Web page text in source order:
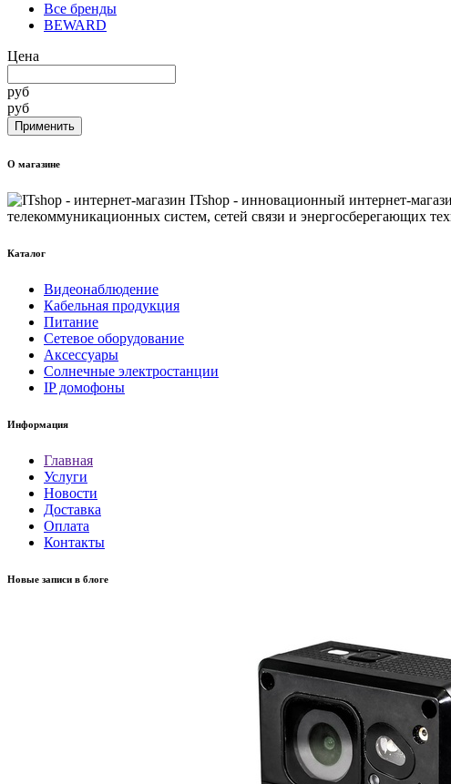
Все бренды
BEWARD
Цена
руб
руб
О магазине
ITshop - инновационный интернет-
телекоммуникационных систем, сетей связи и энергосберегающих
Каталог
Видеонаблюдение
Кабельная продукция
Питание
Сетевое оборудование
Аксессуары
Солнечные электростанции
IP домофоны
Информация
Главная
Услуги
Новости
Доставка
Оплата
Контакты
Новые записи в блоге